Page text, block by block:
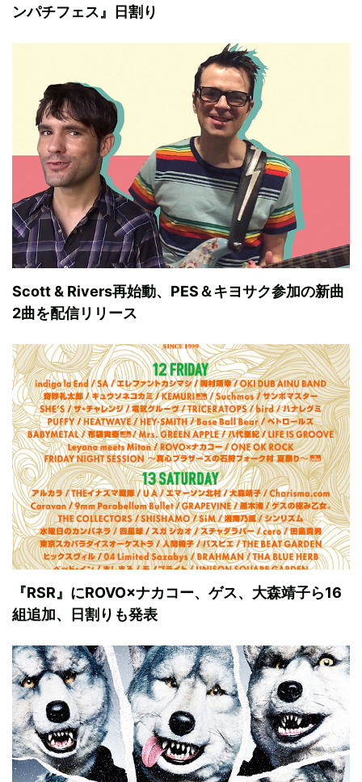
ンパチフェス』日割り
Scott & Rivers再始動、PES＆キヨサク参加の新曲
2曲を配信リリース
『RSR』にROVO×ナカコー、ゲス、大森靖子ら16
組追加、日割りも発表